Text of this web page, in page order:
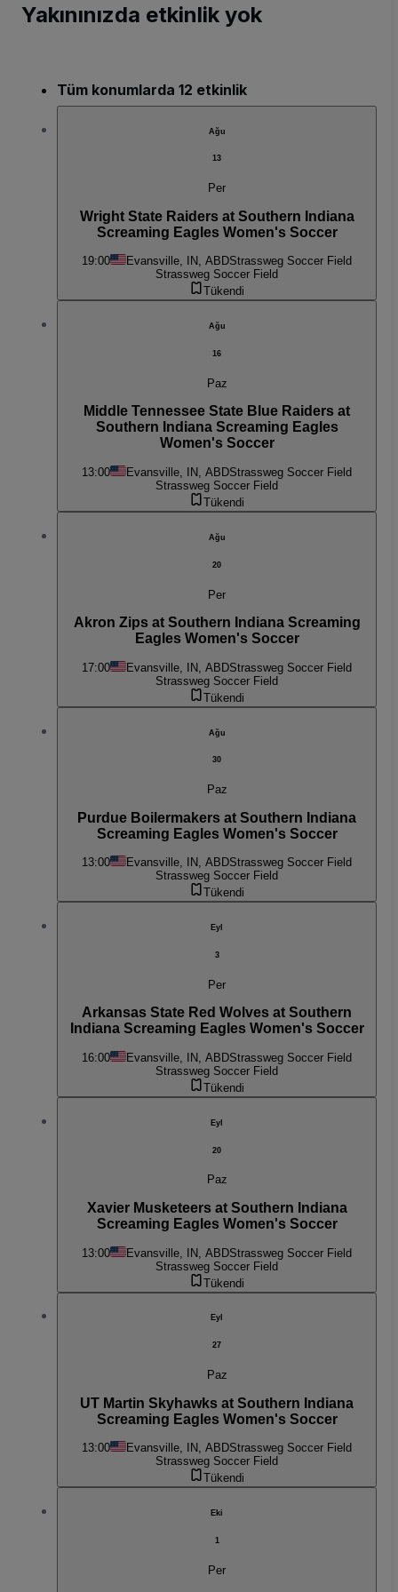
Yakınınızda etkinlik yok
Tüm konumlarda 12 etkinlik
Ağu
13
Per
Wright State Raiders at Southern Indiana
Screaming Eagles Women's Soccer
19:00 Evansville, IN, ABDStrassweg Soccer Field
Strassweg Soccer Field
Tükendi
Ağu
16
Paz
Middle Tennessee State Blue Raiders at
Southern Indiana Screaming Eagles
Women's Soccer
13:00 Evansville, IN, ABDStrassweg Soccer Field
Strassweg Soccer Field
Tükendi
Ağu
20
Per
Akron Zips at Southern Indiana Screaming
Eagles Women's Soccer
17:00 Evansville, IN, ABDStrassweg Soccer Field
Strassweg Soccer Field
Tükendi
Ağu
30
Paz
Purdue Boilermakers at Southern Indiana
Screaming Eagles Women's Soccer
13:00 Evansville, IN, ABDStrassweg Soccer Field
Strassweg Soccer Field
Tükendi
Eyl
3
Per
Arkansas State Red Wolves at Southern
Indiana Screaming Eagles Women's Soccer
16:00 Evansville, IN, ABDStrassweg Soccer Field
Strassweg Soccer Field
Tükendi
Eyl
20
Paz
Xavier Musketeers at Southern Indiana
Screaming Eagles Women's Soccer
13:00 Evansville, IN, ABDStrassweg Soccer Field
Strassweg Soccer Field
Tükendi
Eyl
27
Paz
UT Martin Skyhawks at Southern Indiana
Screaming Eagles Women's Soccer
13:00 Evansville, IN, ABDStrassweg Soccer Field
Strassweg Soccer Field
Tükendi
Eki
1
Per